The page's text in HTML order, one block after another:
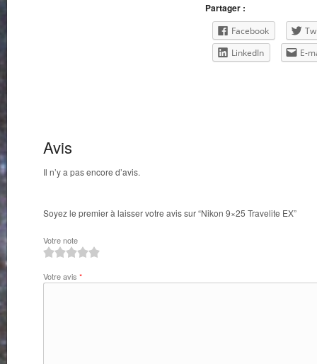
Partager :
Facebook
LinkedIn
E-
Avis
Il n’y a pas encore d’avis.
Soyez le premier à laisser votre avis sur “Nikon 9×25 Travelite EX”
Votre note
Votre avis *